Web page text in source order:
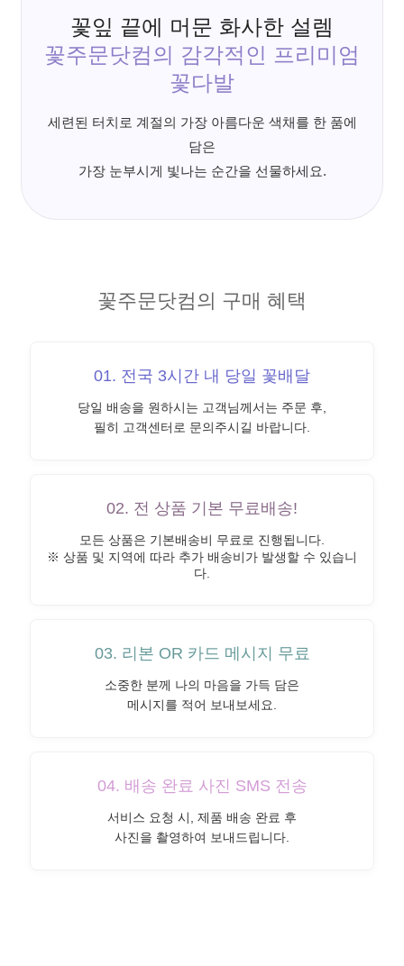
꽃잎 끝에 머문 화사한 설렘
꽃주문닷컴의 감각적인 프리미엄
꽃다발
세련된 터치로 계절의 가장 아름다운 색채를 한 품에
담은
가장 눈부시게 빛나는 순간을 선물하세요.
꽃주문닷컴의 구매 혜택
01. 전국 3시간 내 당일 꽃배달
당일 배송을 원하시는 고객님께서는 주문 후,
필히 고객센터로 문의주시길 바랍니다.
02. 전 상품 기본 무료배송!
모든 상품은 기본배송비 무료로 진행됩니다.
※ 상품 및 지역에 따라 추가 배송비가 발생할 수 있습니
다.
03. 리본 OR 카드 메시지 무료
소중한 분께 나의 마음을 가득 담은
메시지를 적어 보내보세요.
04. 배송 완료 사진 SMS 전송
서비스 요청 시, 제품 배송 완료 후
사진을 촬영하여 보내드립니다.